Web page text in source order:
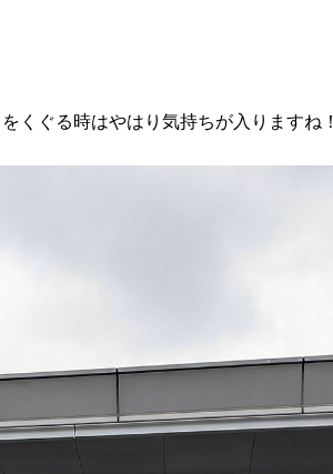
くぐる時はやはり気持ちが入りますね！